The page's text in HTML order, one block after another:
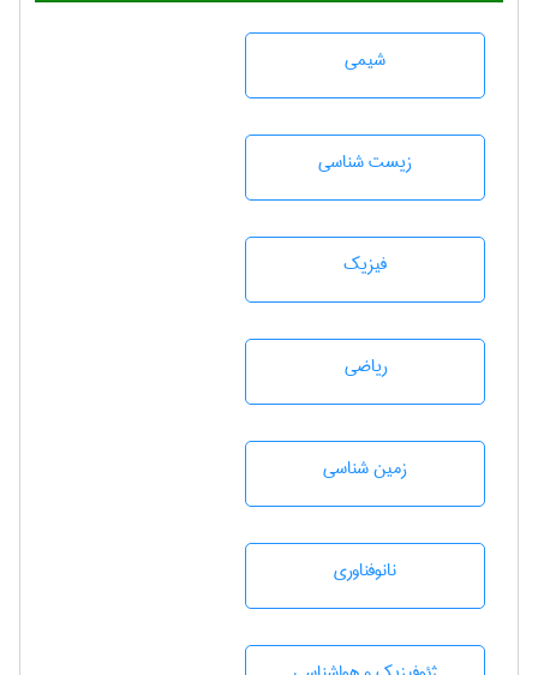
شيمی
زيست شناسی
فیزیک
رياضی
زمين شناسی
نانوفناوری